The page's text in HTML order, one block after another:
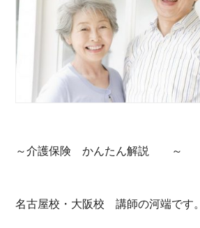
～介護保険 かんたん解説 ～
名古屋校・大阪校 講師の河端です。